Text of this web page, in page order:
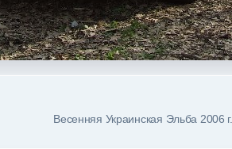
Весенняя Украинская Эльба 2006 г.